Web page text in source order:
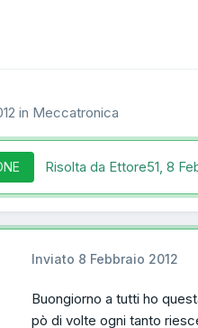
in Meccatronica
Risolta da Ettore51, 8
Inviato 8 Febbraio 2012
Buongiorno a tutti ho
pò di volte ogni tanto